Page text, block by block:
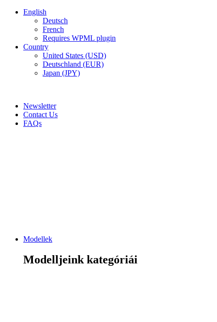
English
Deutsch
French
Requires WPML plugin
Country
United States (USD)
Deutschland (EUR)
Japan (JPY)
Newsletter
Contact Us
FAQs
Modellek
Modelljeink kategóriái